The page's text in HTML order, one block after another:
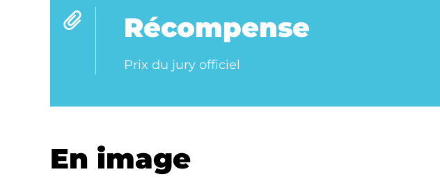
Récompense
Prix du jury officiel
En image